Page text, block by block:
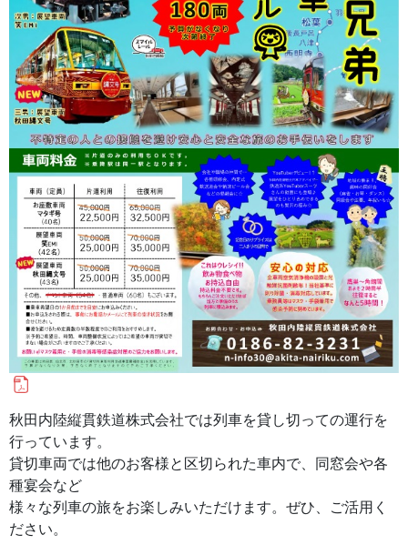
秋田内陸縦貫鉄道株式会社では列車を貸し切っての運行を
行っています。
貸切車両では他のお客様と区切られた車内で、同窓会や各
種宴会など
様々な列車の旅をお楽しみいただけます。ぜひ、ご活用く
ださい。